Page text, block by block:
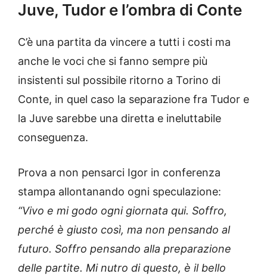
Juve, Tudor e l’ombra di Conte
C’è una partita da vincere a tutti i costi ma
anche le voci che si fanno sempre più
insistenti sul possibile ritorno a Torino di
Conte, in quel caso la separazione fra Tudor e
la Juve sarebbe una diretta e ineluttabile
conseguenza.
Prova a non pensarci Igor in conferenza
stampa allontanando ogni speculazione:
“Vivo e mi godo ogni giornata qui. Soffro,
perché è giusto così, ma non pensando al
futuro. Soffro pensando alla preparazione
delle partite. Mi nutro di questo, è il bello